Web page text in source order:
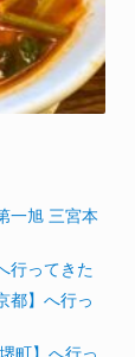
一旭 三宮本
行ってきた
都】へ行っ